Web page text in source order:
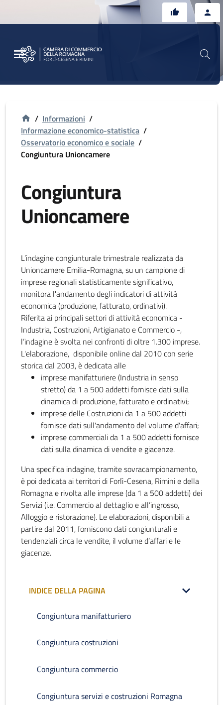
/ Informazioni /
Informazione economico-statistica /
Osservatorio economico e sociale /
Congiuntura Unioncamere
Congiuntura
Unioncamere
L’indagine congiunturale trimestrale realizzata da
Unioncamere Emilia-Romagna, su un campione di
imprese regionali statisticamente significativo,
monitora l'andamento degli indicatori di attività
economica (produzione, fatturato, ordinativi).
Riferita ai principali settori di attività economica -
Industria, Costruzioni, Artigianato e Commercio -,
l’indagine è svolta nei confronti di oltre 1.300 imprese.
L'elaborazione, disponibile online dal 2010 con serie
storica dal 2003, è dedicata alle
imprese manifatturiere (Industria in senso
stretto) da 1 a 500 addetti fornisce dati sulla
dinamica di produzione, fatturato e ordinativi;
imprese delle Costruzioni da 1 a 500 addetti
fornisce dati sull'andamento del volume d'affari;
imprese commerciali da 1 a 500 addetti fornisce
dati sulla dinamica di vendite e giacenze.
Una specifica indagine, tramite sovracampionamento,
è poi dedicata ai territori di Forlì-Cesena, Rimini e della
Romagna e rivolta alle imprese (da 1 a 500 addetti) dei
Servizi (i.e. Commercio al dettaglio e all’ingrosso,
Alloggio e ristorazione). Le elaborazioni, disponibili a
partire dal 2011, forniscono dati congiunturali e
tendenziali circa le vendite, il volume d’affari e le
giacenze.
INDICE DELLA PAGINA
Congiuntura manifatturiero
Congiuntura costruzioni
Congiuntura commercio
Congiuntura servizi e costruzioni Romagna